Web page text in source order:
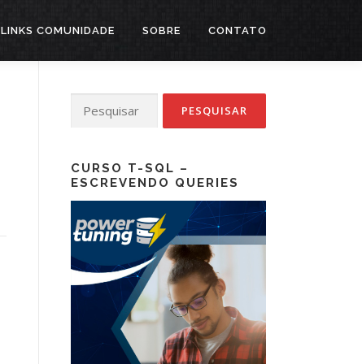
LINKS COMUNIDADE SOBRE CONTATO
por:
CURSO T-SQL –
ESCREVENDO QUERIES